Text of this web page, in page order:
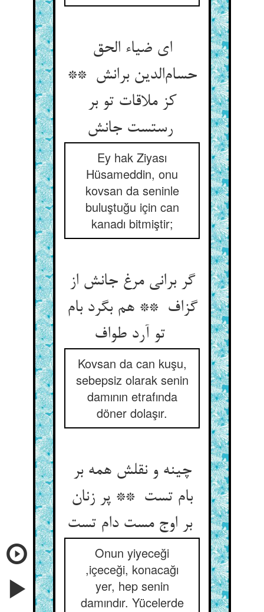
ای ضیاء الحق
حسام‌الدین برانش **
کز ملاقات تو بر
رستست جانش
Ey hak Ziyası
Hüsameddin, onu
kovsan da seninle
buluştuğu için can
kanadı bitmiştir;
گر برانی مرغ جانش از
گزاف ** هم بگرد بام
Kovsan da can kuşu,
sebepsiz olarak senin
damının etrafında
döner dolaşır.
چینه و نقلش همه بر
بام تست ** پر زنان
بر اوج مست دام تست
Onun yiyeceği
,içeceği, konacağı
yer, hep senin
damındır. Yücelerde